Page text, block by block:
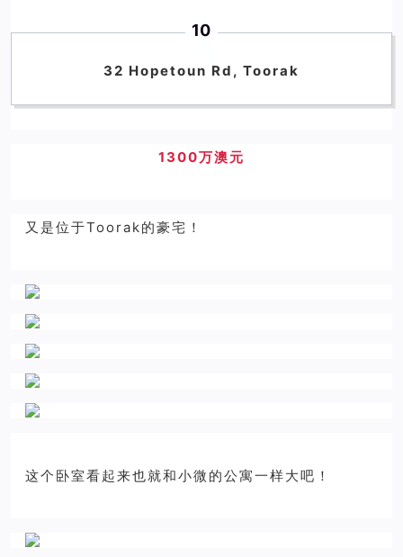
10
32 Hopetoun Rd, Toorak
1300万澳元
又是位于Toorak的豪宅！
这个卧室看起来也就和小微的公寓一样大吧！